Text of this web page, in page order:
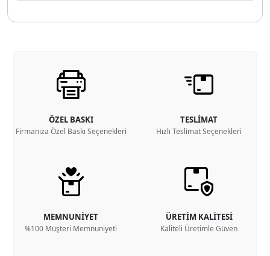
ÖZEL BASKI
Firmanıza Özel Baskı Seçenekleri
TESLİMAT
Hızlı Teslimat Seçenekleri
MEMNUNİYET
%100 Müşteri Memnuniyeti
ÜRETİM KALİTESİ
Kaliteli Üretimle Güven